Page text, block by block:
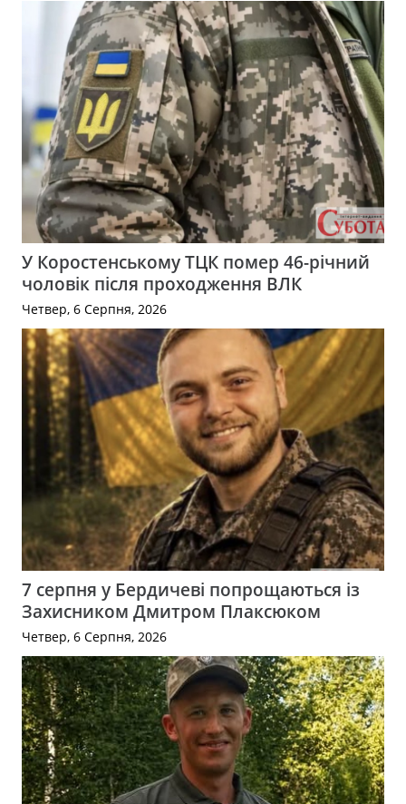
У Коростенському ТЦК помер 46-річний
чоловік після проходження ВЛК
Четвер, 6 Серпня, 2026
7 серпня у Бердичеві попрощаються із
Захисником Дмитром Плаксюком
Четвер, 6 Серпня, 2026